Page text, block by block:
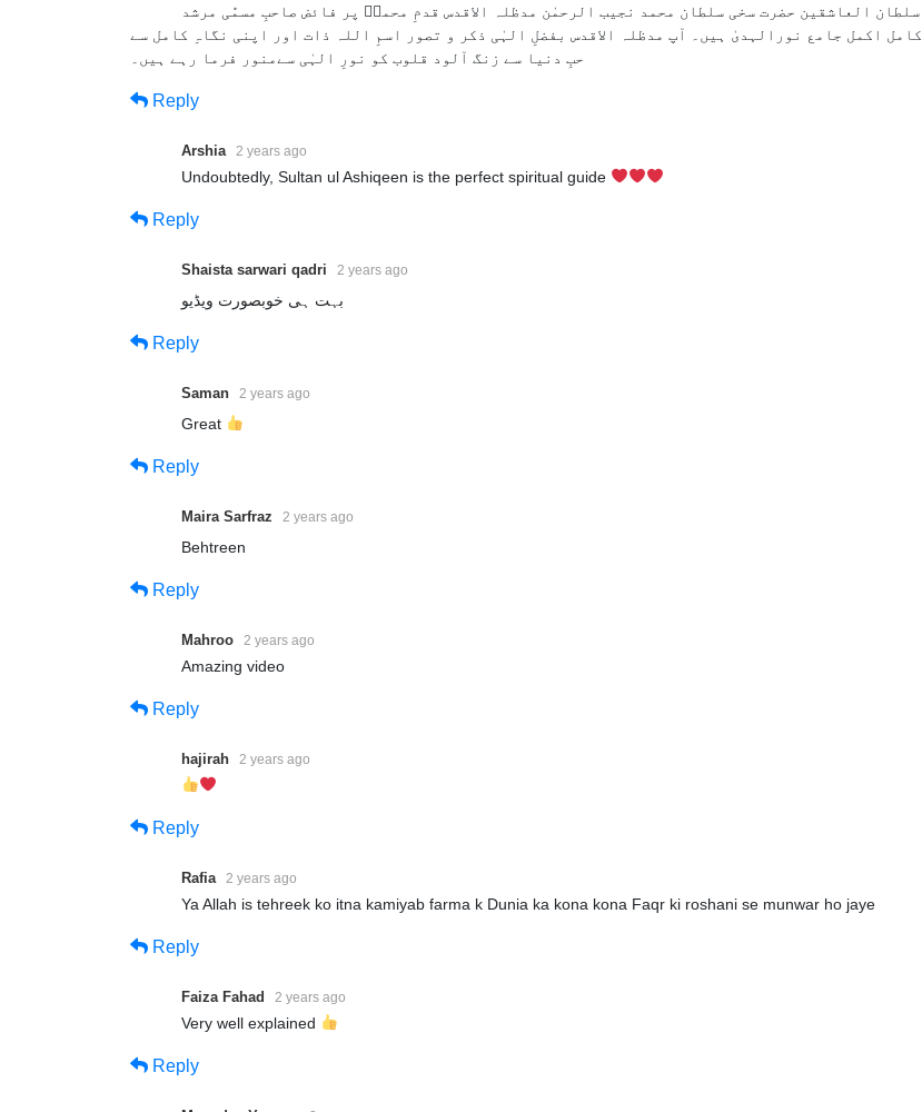
سلطان العاشقین حضرت سخی سلطان محمد نجیب الرحمٰن مدظلہ الاقدس قدمِ محمدؐ پر فائض صاحبِ مسمّٰی مرشد
کامل اکمل جامع نورالہدیٰ ہیں۔ آپ مدظلہ الاقدس بفضلِ الہٰی ذکر و تصور اسمِ اللہ ذات اور اپنی نگاہِ کامل سے
حبِ دنیا سے زنگ آلود قلوب کو نورِ الہٰی سےمنور فرما رہے ہیں۔
Reply
Arshia 2 years ago
Undoubtedly, Sultan ul Ashiqeen is the perfect spiritual guide
Reply
Shaista sarwari qadri 2 years ago
بہت ہی خوبصورت ویڈیو
Reply
Saman 2 years ago
Great
Reply
Maira Sarfraz 2 years ago
Behtreen
Reply
Mahroo 2 years ago
Amazing video
Reply
hajirah 2 years ago
Reply
Rafia 2 years ago
Ya Allah is tehreek ko itna kamiyab farma k Dunia ka kona kona Faqr ki roshani se munwar ho jaye
Reply
Faiza Fahad 2 years ago
Very well explained
Reply